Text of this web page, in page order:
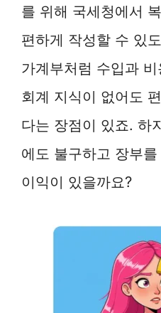
를 위해 국세청에서
편하게 작성할 수 있
가계부처럼 수입과
회계 지식이 없어도
다는 장점이 있죠. 하
에도 불구하고 장부
이익이 있을까요?